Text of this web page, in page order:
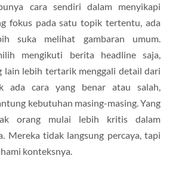
cara sendiri dalam menyikapi
fokus pada satu topik tertentu, ada
suka melihat gambaran umum.
mengikuti berita headline saja,
lain lebih tertarik menggali detail dari
ada cara yang benar atau salah,
kebutuhan masing-masing. Yang
orang mulai lebih kritis dalam
Mereka tidak langsung percaya, tapi
konteksnya.